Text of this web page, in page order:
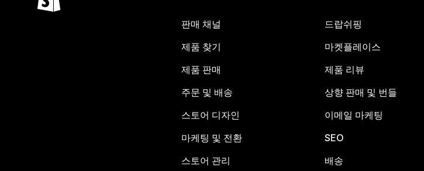
판매 채널
제품 찾기
제품 판매
주문 및 배송
스토어 디자인
마케팅 및 전환
스토어 관리
드랍쉬핑
마켓플레이스
제품 리뷰
상향 판매 및 번들
이메일 마케팅
SEO
배송